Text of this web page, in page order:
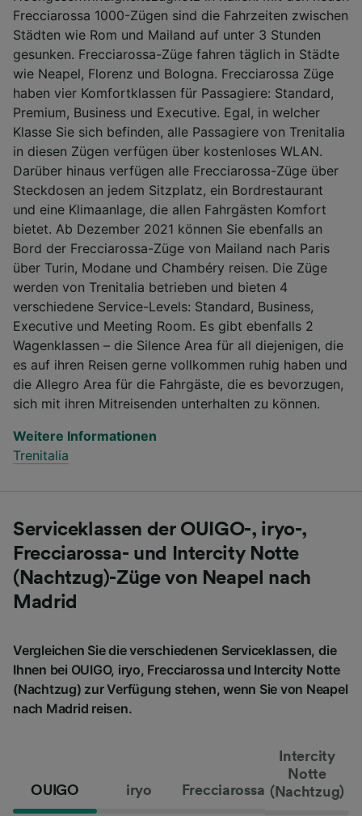
Frecciarossa 1000-Zügen sind die Fahrzeiten zwischen
Städten wie Rom und Mailand auf unter 3 Stunden
gesunken. Frecciarossa-Züge fahren täglich in Städte
wie Neapel, Florenz und Bologna. Frecciarossa Züge
haben vier Komfortklassen für Passagiere: Standard,
Premium, Business und Executive. Egal, in welcher
Klasse Sie sich befinden, alle Passagiere von Trenitalia
in diesen Zügen verfügen über kostenloses WLAN.
Darüber hinaus verfügen alle Frecciarossa-Züge über
Steckdosen an jedem Sitzplatz, ein Bordrestaurant
und eine Klimaanlage, die allen Fahrgästen Komfort
bietet. Ab Dezember 2021 können Sie ebenfalls an
Bord der Frecciarossa-Züge von Mailand nach Paris
über Turin, Modane und Chambéry reisen. Die Züge
werden von Trenitalia betrieben und bieten 4
verschiedene Service-Levels: Standard, Business,
Executive und Meeting Room. Es gibt ebenfalls 2
Wagenklassen – die Silence Area für all diejenigen, die
es auf ihren Reisen gerne vollkommen ruhig haben und
die Allegro Area für die Fahrgäste, die es bevorzugen,
sich mit ihren Mitreisenden unterhalten zu können.
Weitere Informationen
Trenitalia
Serviceklassen der OUIGO-, iryo-,
Frecciarossa- und Intercity Notte
(Nachtzug)-Züge von Neapel nach
Madrid
Vergleichen Sie die verschiedenen Serviceklassen, die
Ihnen bei OUIGO, iryo, Frecciarossa und Intercity Notte
(Nachtzug) zur Verfügung stehen, wenn Sie von Neapel
nach Madrid reisen.
OUIGO iryo Frecciarossa
Intercity
Notte
(Nachtzug)